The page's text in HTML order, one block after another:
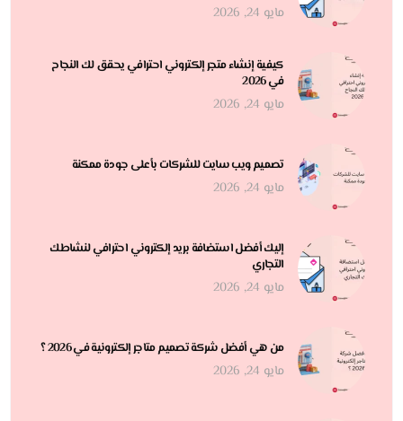
مايو 24, 2026
كيفية إنشاء متجر إلكتروني احترافي يحقق لك النجاح
في 2026
مايو 24, 2026
تصميم ويب سايت للشركات بأعلى جودة ممكنة
مايو 24, 2026
إليك أفضل استضافة بريد إلكتروني احترافي لنشاطك
التجاري
مايو 24, 2026
من هي أفضل شركة تصميم متاجر إلكترونية في 2026 ؟
مايو 24, 2026